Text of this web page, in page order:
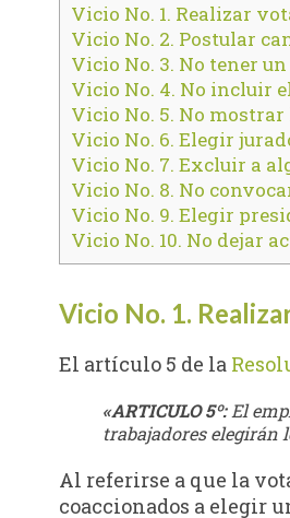
Vicio No. 1. Realizar
Vicio No. 2. Postular
Vicio No. 3. No tener
Vicio No. 4. No incluir
Vicio No. 5. No
Vicio No. 6. Elegir
Vicio No. 7. Excluir a
Vicio No. 8. No
Vicio No. 9. Elegir
Vicio No. 10. No dejar
Vicio No. 1.
El artículo 5 de la
«ARTICULO 5º:El
trabajadores elegirán
Al referirse a que la
coaccionados a elegir